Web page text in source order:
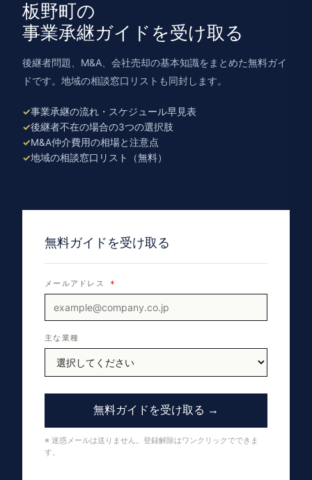
板野町の
事業承継ガイドを受け取る
後継者問題、M&A、会社売却の基本知識をまとめた無料ガイ
ドです。地域の相談窓口リストも同封します。
事業承継の流れ・スケジュール早見表
後継者不在の場合の3つの選択肢
M&A仲介費用の相場と注意点
地域の相談窓口リスト（無料）
無料ガイドを受け取る
メールアドレス *
主な業種
無料ガイドを受け取る →
※ 迷惑メールは送りません。登録解除はワンクリックでできま
す。